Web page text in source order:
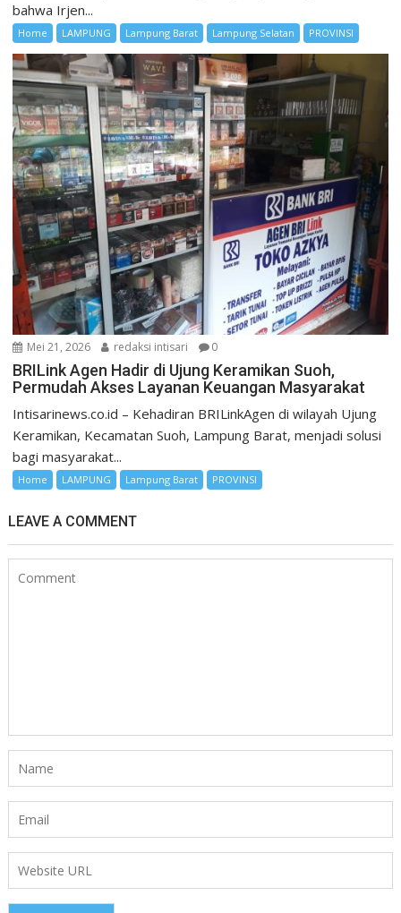
bahwa Irjen...
Home LAMPUNG Lampung Barat Lampung Selatan PROVINSI
Mei 21, 2026 redaksi intisari 0
BRILink Agen Hadir di Ujung Keramikan Suoh,
Permudah Akses Layanan Keuangan Masyarakat
Intisarinews.co.id – Kehadiran BRILinkAgen di wilayah Ujung
Keramikan, Kecamatan Suoh, Lampung Barat, menjadi solusi
bagi masyarakat...
Home LAMPUNG Lampung Barat PROVINSI
LEAVE A COMMENT